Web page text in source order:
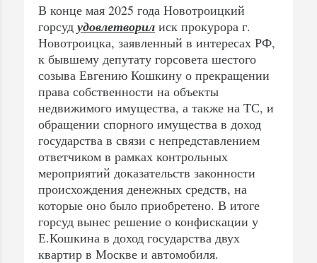
В конце мая 2025 года Новотроицкий
горсуд удовлетворил иск прокурора г.
Новотроицка, заявленный в интересах РФ,
к бывшему депутату горсовета шестого
созыва Евгению Кошкину о прекращении
права собственности на объекты
недвижимого имущества, а также на ТС, и
обращении спорного имущества в доход
государства в связи с непредставлением
ответчиком в рамках контрольных
мероприятий доказательств законности
происхождения денежных средств, на
которые оно было приобретено. В итоге
горсуд вынес решение о конфискации у
Е.Кошкина в доход государства двух
квартир в Москве и автомобиля.